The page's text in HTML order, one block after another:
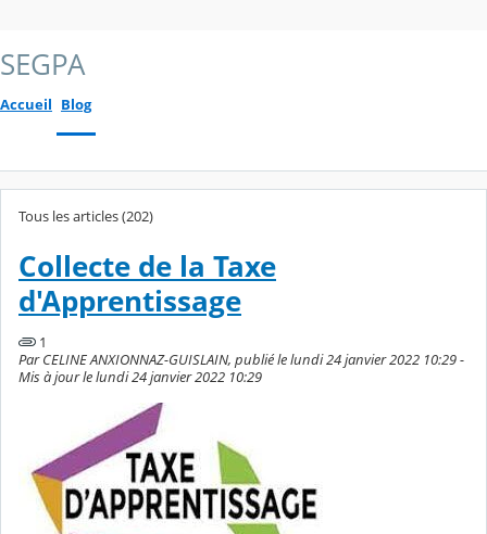
SEGPA
Accueil Blog
Tous les articles (202)
Collecte de la Taxe
d'Apprentissage
1
Par CELINE ANXIONNAZ-GUISLAIN, publié le lundi 24 janvier 2022 10:29 -
Mis à jour le lundi 24 janvier 2022 10:29